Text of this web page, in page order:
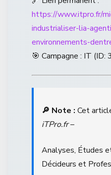
https://www.itpro.fr/
industrialiser-lia-
environnements-
🎯 Campagne : IT (ID:
🔎 Note : Cet
iTPro.fr–
Analyses, Études
Décideurs et